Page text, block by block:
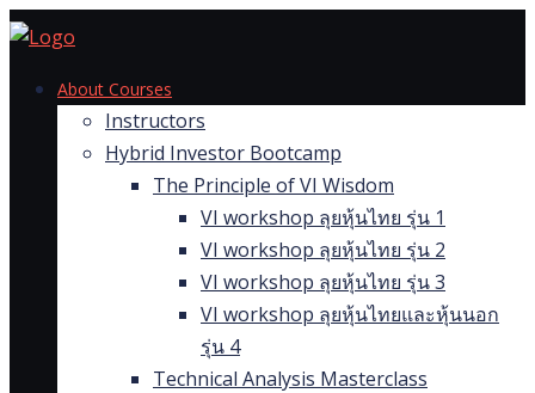
Skip
contentAbout Courses
Instructors
Hybrid Investor Bootcamp
The Principle of VI Wisdom
VI workshop ลุยหุ้นไทย รุ่น 1
VI workshop ลุยหุ้นไทย รุ่น 2
VI workshop ลุยหุ้นไทย รุ่น 3
VI workshop ลุยหุ้นไทยและหุ้นนอก
รุ่น 4
Technical Analysis Masterclass